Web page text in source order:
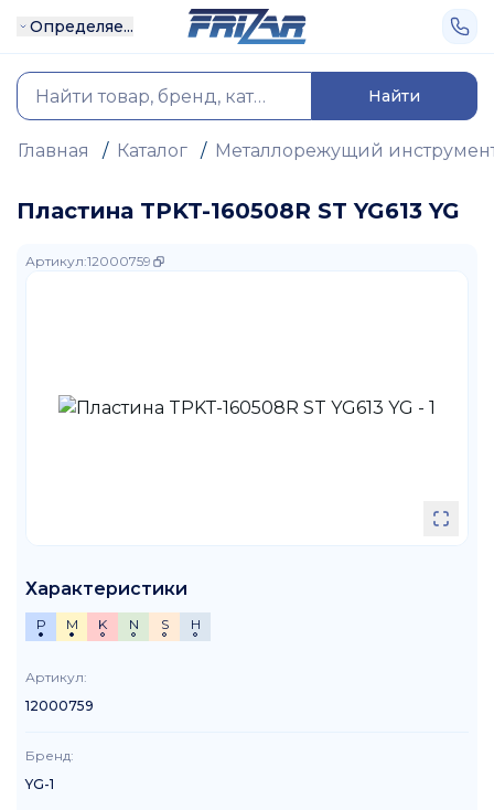
Определяе...
Найти
Главная / Каталог / Металлорежущий
Пластина TPKT-160508R ST YG613 YG
Артикул:12000759
Характеристики
P M K N S H
Артикул:
12000759
Бренд:
YG-1